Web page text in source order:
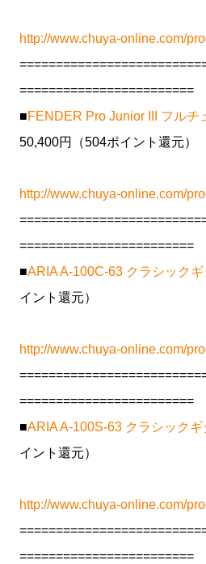
http://www.chuya-online.com/
========================
■FENDER Pro Junior III フルチ
50,400円（504ポイント還元）
http://www.chuya-online.com/
========================
■ARIA A-100C-63 クラシックギ
イント還元）
http://www.chuya-online.com/
========================
■ARIA A-100S-63 クラシックギ
イント還元）
http://www.chuya-online.com/
========================